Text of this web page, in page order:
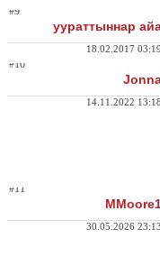
#9
уураттыннар
18.02.2017 03:19
#10
14.11.2022 13:18
#11
30.05.2026 23:13